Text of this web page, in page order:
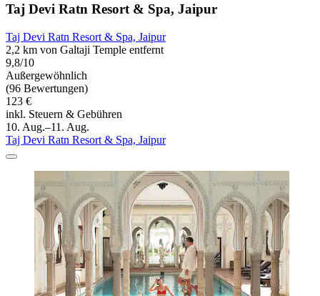
Taj Devi Ratn Resort & Spa, Jaipur
Taj Devi Ratn Resort & Spa, Jaipur
2,2 km von Galtaji Temple entfernt
9,8/10
Außergewöhnlich
(96 Bewertungen)
123 €
inkl. Steuern & Gebühren
10. Aug.–11. Aug.
Taj Devi Ratn Resort & Spa, Jaipur